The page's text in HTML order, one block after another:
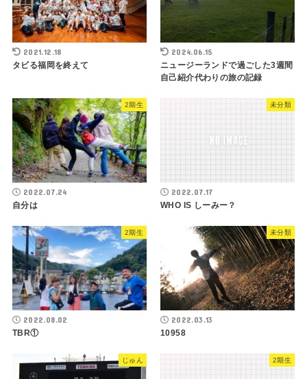
2021.12.18
タビる福岡を終えて
2024.06.15
ニュージーランドで過ごした3週間
自己紹介代わりの旅の記録
2期生
2022.07.24
自分は
未分類
2022.07.17
WHO IS しーみー？
2期生
2022.08.02
TBR①
未分類
2022.03.13
10958
じゅん 2期生